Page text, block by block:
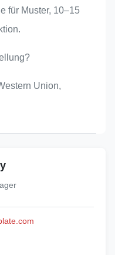
für Muster, 10–15
Union,